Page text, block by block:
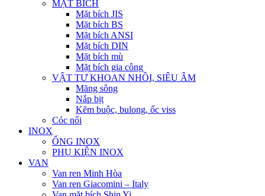
MẶT BÍCH
Mặt bích JIS
Mặt bích BS
Mặt bích ANSI
Mặt bích DIN
Mặt bích mù
Mặt bích gia công
VẬT TƯ KHOAN NHỒI, SIÊU ÂM
Măng sông
Nắp bịt
Kẽm buộc, bulong, ốc viss
Cóc nối
INOX
ỐNG INOX
PHỤ KIỆN INOX
VAN
Van ren Minh Hòa
Van ren Giacomini – Italy